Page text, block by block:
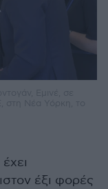
έξι φορές